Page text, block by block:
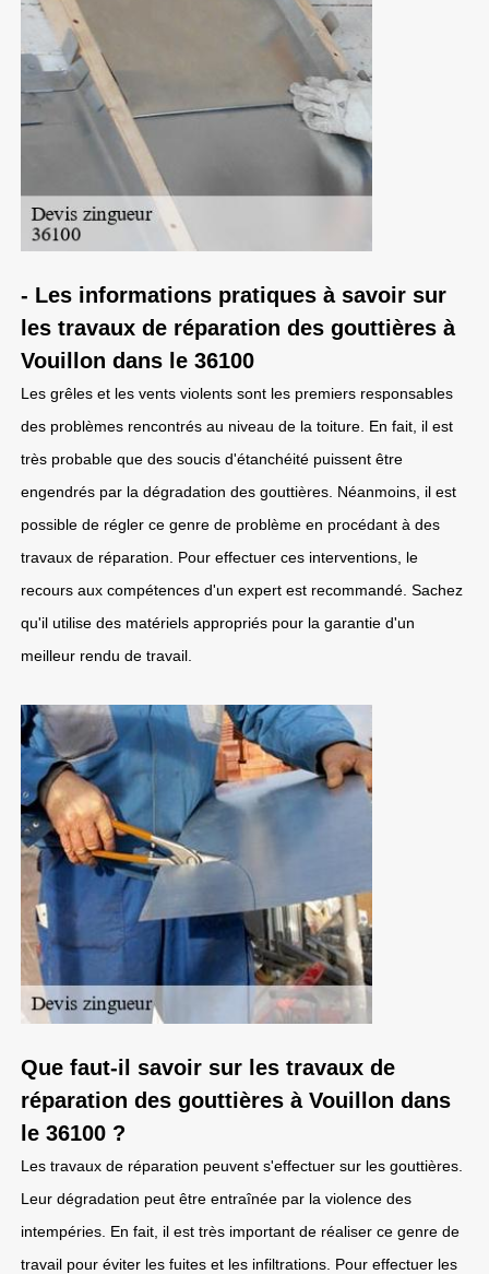
- Les informations pratiques à savoir sur
les travaux de réparation des gouttières à
Vouillon dans le 36100
Les grêles et les vents violents sont les premiers responsables
des problèmes rencontrés au niveau de la toiture. En fait, il est
très probable que des soucis d'étanchéité puissent être
engendrés par la dégradation des gouttières. Néanmoins, il est
possible de régler ce genre de problème en procédant à des
travaux de réparation. Pour effectuer ces interventions, le
recours aux compétences d'un expert est recommandé. Sachez
qu'il utilise des matériels appropriés pour la garantie d'un
meilleur rendu de travail.
Que faut-il savoir sur les travaux de
réparation des gouttières à Vouillon dans
le 36100 ?
Les travaux de réparation peuvent s'effectuer sur les gouttières.
Leur dégradation peut être entraînée par la violence des
intempéries. En fait, il est très important de réaliser ce genre de
travail pour éviter les fuites et les infiltrations. Pour effectuer les